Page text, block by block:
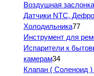
Воздушная
Датчики NTC,
Холодильника77
Инструмент для
Испарители к
камерам34
Клапан ( Соленоид